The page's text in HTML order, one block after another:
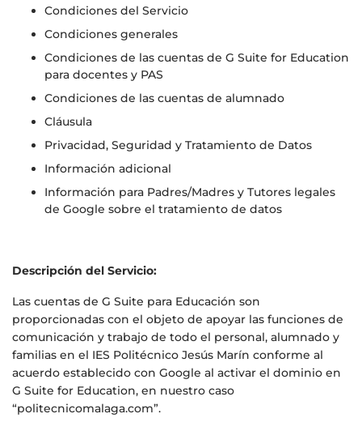
Condiciones del Servicio
Condiciones generales
Condiciones de las cuentas de G Suite for Education
para docentes y PAS
Condiciones de las cuentas de alumnado
Cláusula
Privacidad, Seguridad y Tratamiento de Datos
Información adicional
Información para Padres/Madres y Tutores legales
de Google sobre el tratamiento de datos
Descripción del Servicio:
Las cuentas de G Suite para Educación son
proporcionadas con el objeto de apoyar las funciones de
comunicación y trabajo de todo el personal, alumnado y
familias en el IES Politécnico Jesús Marín conforme al
acuerdo establecido con Google al activar el dominio en
G Suite for Education, en nuestro caso
“politecnicomalaga.com”.